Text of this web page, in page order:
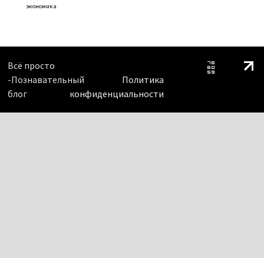
экономика
Всё просто
-Познавательный
блог
Политика
конфиденциальности